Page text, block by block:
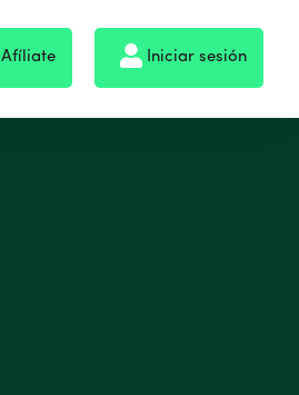
Afíliate Iniciar sesión